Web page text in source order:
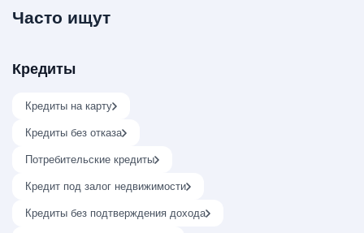
Часто ищут
Кредиты
Кредиты на карту
Кредиты без отказа
Потребительские кредиты
Кредит под залог недвижимости
Кредиты без подтверждения дохода